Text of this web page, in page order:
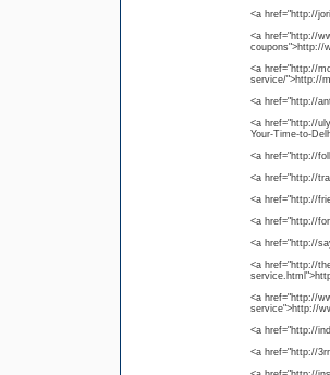
<a href="http://
<a href="http://
coupons">http://
<a href="http://
service/">http://
<a href="http://
<a href="http://
Your-Time-to-
<a href="http://
<a href="http://
<a href="http://
<a href="http://
<a href="http://
<a href="http://
<a href="http://
service">http://
<a href="http://
<a href="http://